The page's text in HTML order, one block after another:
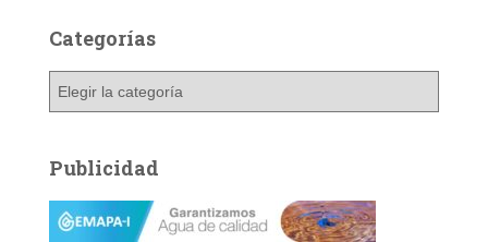
Categorías
g
o
Publicidad